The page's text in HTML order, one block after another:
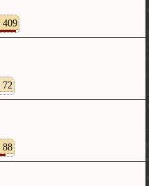
409
72
88